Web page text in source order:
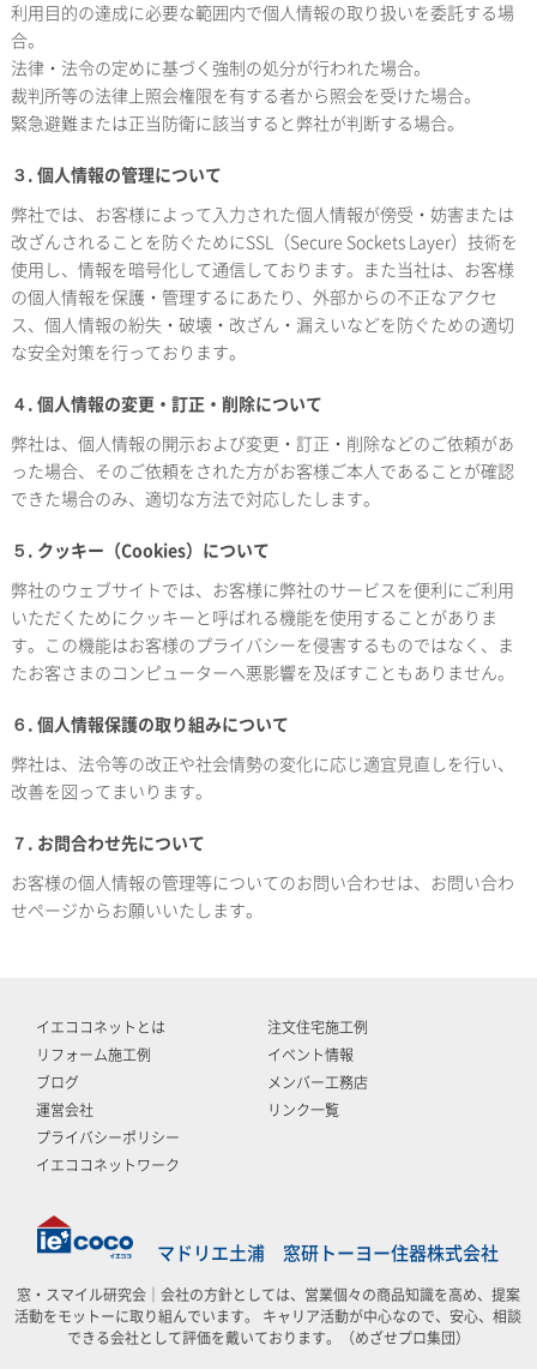
利用目的の達成に必要な範囲内で個人情報の取り扱いを委託する場
合。
法律・法令の定めに基づく強制の処分が行われた場合。
裁判所等の法律上照会権限を有する者から照会を受けた場合。
緊急避難または正当防衛に該当すると弊社が判断する場合。
３. 個人情報の管理について
弊社では、お客様によって入力された個人情報が傍受・妨害または
改ざんされることを防ぐためにSSL（Secure Sockets Layer）技術を
使用し、情報を暗号化して通信しております。また当社は、お客様
の個人情報を保護・管理するにあたり、外部からの不正なアクセ
ス、個人情報の紛失・破壊・改ざん・漏えいなどを防ぐための適切
な安全対策を行っております。
４. 個人情報の変更・訂正・削除について
弊社は、個人情報の開示および変更・訂正・削除などのご依頼があ
った場合、そのご依頼をされた方がお客様ご本人であることが確認
できた場合のみ、適切な方法で対応したします。
５. クッキー（Cookies）について
弊社のウェブサイトでは、お客様に弊社のサービスを便利にご利用
いただくためにクッキーと呼ばれる機能を使用することがありま
す。この機能はお客様のプライバシーを侵害するものではなく、ま
たお客さまのコンピューターへ悪影響を及ぼすこともありません。
６. 個人情報保護の取り組みについて
弊社は、法令等の改正や社会情勢の変化に応じ適宜見直しを行い、
改善を図ってまいります。
７. お問合わせ先について
お客様の個人情報の管理等についてのお問い合わせは、お問い合わ
せページからお願いいたします。
イエココネットとは
注文住宅施工例
リフォーム施工例
イベント情報
ブログ
メンバー工務店
運営会社
リンク一覧
プライバシーポリシー
イエココネットワーク
マドリエ土浦 窓研トーヨー住器株式会社
窓・スマイル研究会｜会社の方針としては、営業個々の商品知識を高め、提案
活動をモットーに取り組んでいます。 キャリア活動が中心なので、安心、相談
できる会社として評価を戴いております。（めざせプロ集団）